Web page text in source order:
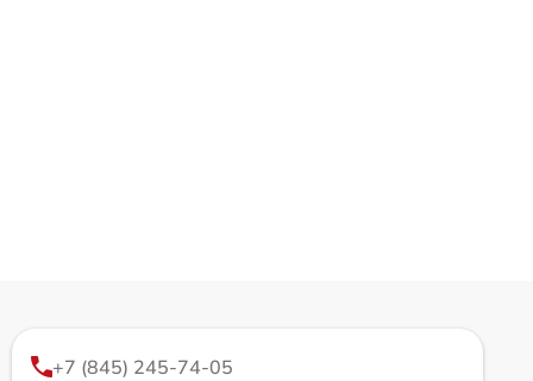
+7 (845) 245-74-05